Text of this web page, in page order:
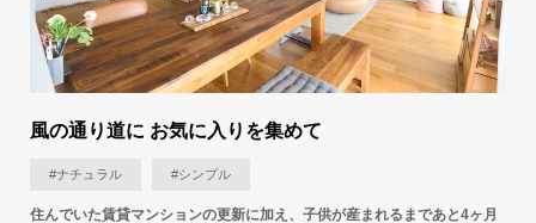
風の通り道に お気に入りを集めて
#ナチュラル #シンプル
住んでいた賃貸マンションの更新に加え、子供が産まれるまであと4ヶ月